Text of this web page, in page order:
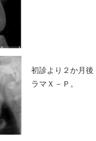
初診より２か月後
ラマＸ－Ｐ。